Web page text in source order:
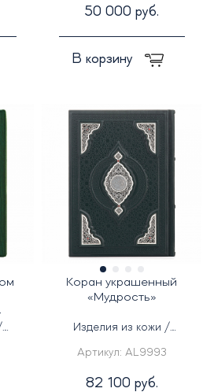
50 000 руб.
В корзину
Коран украшенный
«Мудрость»
Изделия из кожи /
Артикул: AL9993
82 100 руб.